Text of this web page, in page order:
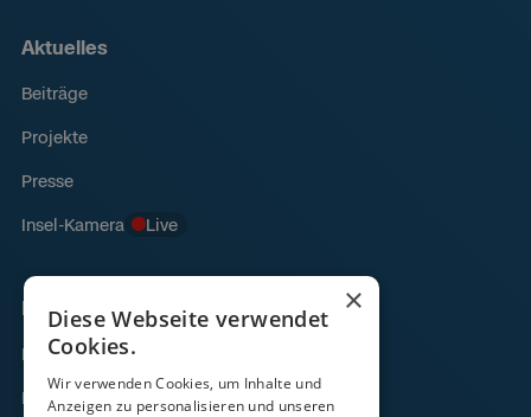
Aktuelles
Beiträge
Projekte
Presse
Insel-Kamera Live
Links
Fähre
Frachtverkehr
×
Diese Webseite verwendet
Cookies.
Wir verwenden Cookies, um Inhalte und
Anzeigen zu personalisieren und unseren